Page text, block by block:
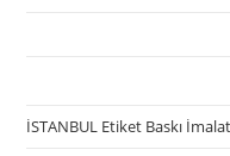
İSTANBUL Etiket Baskı